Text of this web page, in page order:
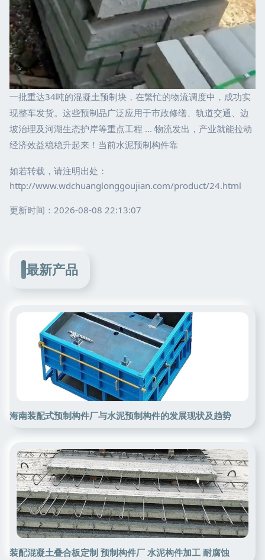
一批重达34吨的混凝土预制块，在繁忙的物流调度中，成功实
现整车发货。这些预制品广泛应用于市政修缮、轨道交通、边
坡治理及河湖生态护岸等重点工程 ... 物流发出，产业就能拉动
经济效益稳稳升起来！当前水泥预制构件靠
如若转载，请注明出处：
http://www.wdchuanglonggoujian.com/product/24.html
更新时间：2026-08-08 22:13:07
最新产品
海南装配式预制构件厂与水泥预制构件的发展现状及趋势
装配混凝土叠合板定制 预制构件厂 水泥构件加工 耐腐蚀